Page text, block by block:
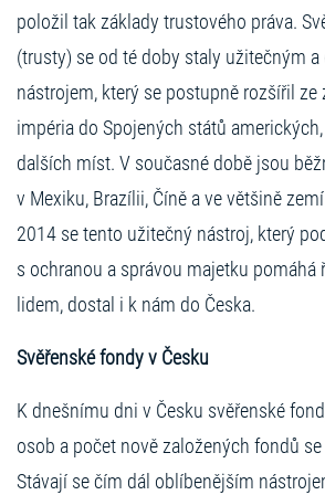
položil tak základy trustového práva.
(trusty) se od té doby staly užitečným
nástrojem, který se postupně rozšířil ze
impéria do Spojených států
dalších míst. V současné době jsou
v Mexiku, Brazílii, Číně a ve většině
2014 se tento užitečný nástroj, který
s ochranou a správou majetku pomáhá
lidem, dostal i k nám do Česka.
Svěřenské fondy v Česku
K dnešnímu dni v Česku svěřenské
osob a počet nově založených fondů
Stávají se čím dál oblíbenějším